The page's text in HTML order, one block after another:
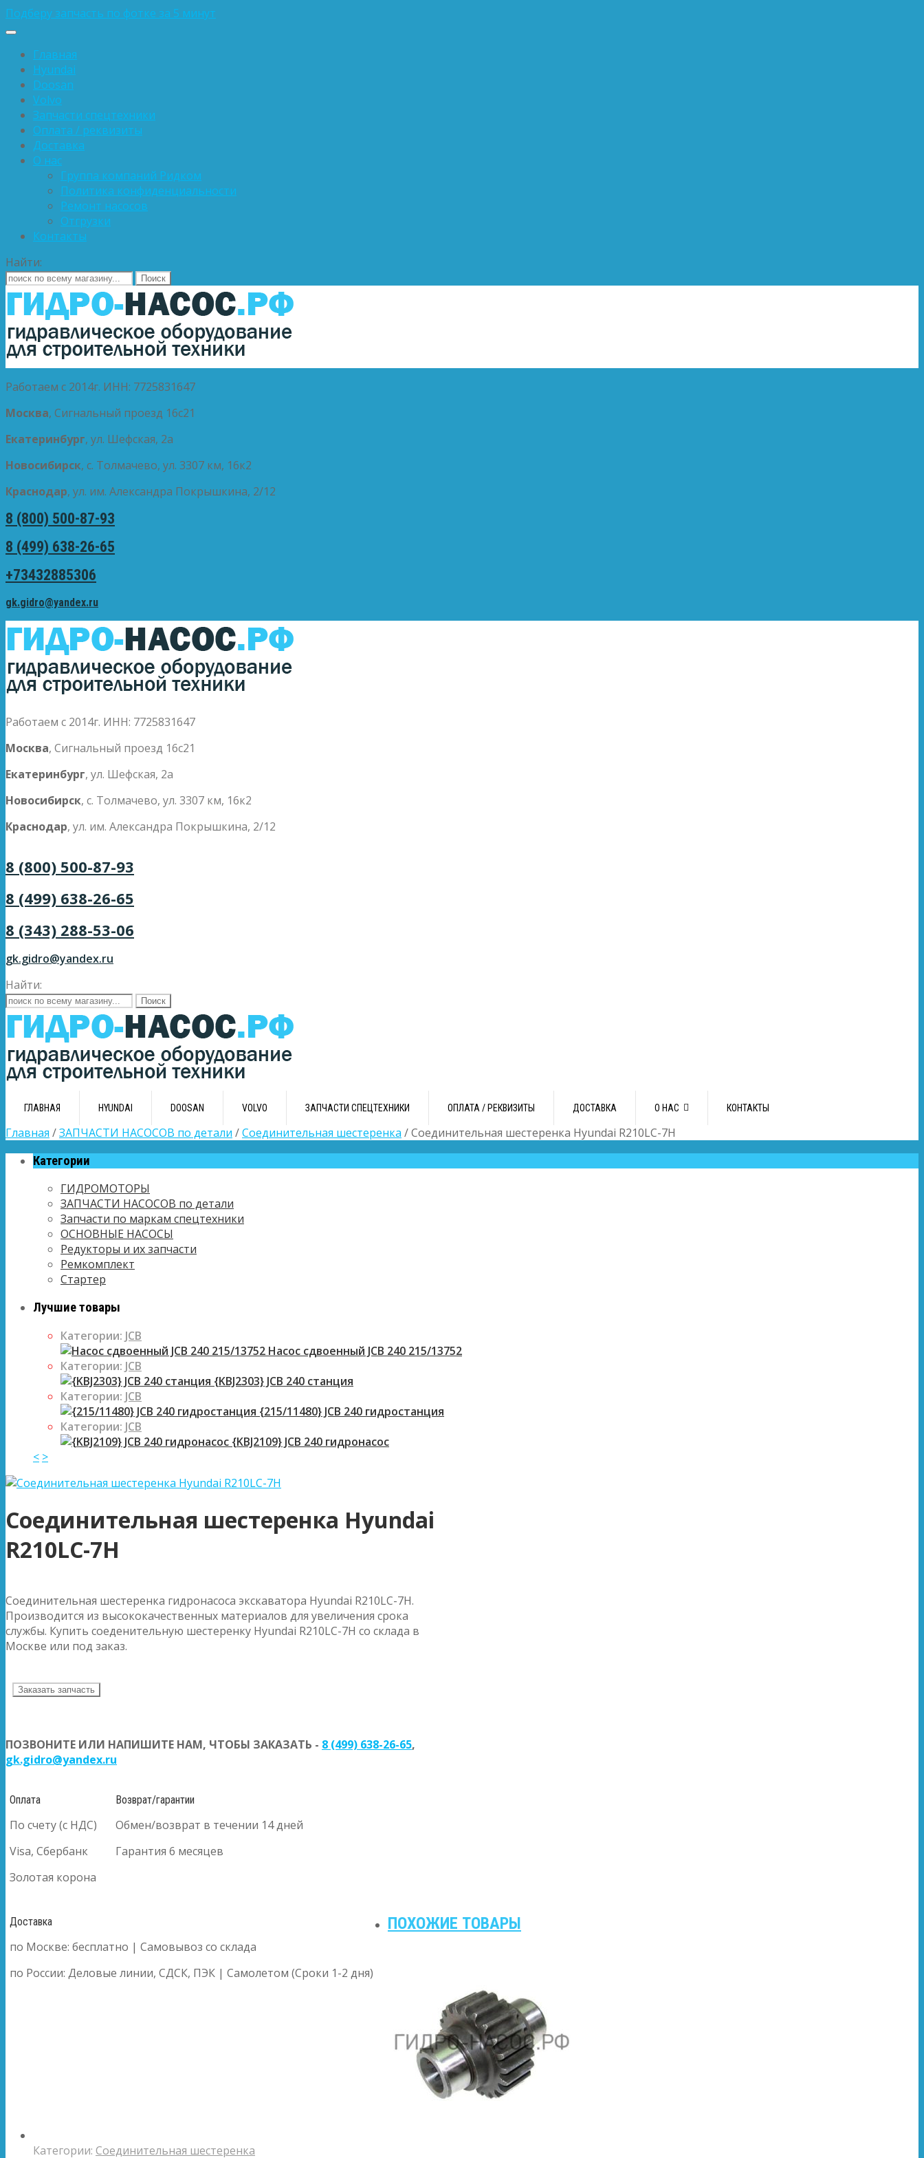
Подберу запчасть по фотке за 5 минут
Главная
Hyundai
Doosan
Volvo
Запчасти спецтехники
Оплата / реквизиты
Доставка
О нас
Группа компаний Ридком
Политика конфиденциальности
Ремонт насосов
Отгрузки
Контакты
Найти:
Работаем с 2014г. ИНН: 7725831647
Москва, Сигнальный проезд 16с21
Екатеринбург, ул. Шефская, 2а
Новосибирск, с. Толмачево, ул. 3307 км, 16к2
Краснодар, ул. им. Александра Покрышкина, 2/12
8 (800) 500-87-93
8 (499) 638-26-65
+73432885306
gk.gidro@yandex.ru
Работаем с 2014г. ИНН: 7725831647
Москва, Сигнальный проезд 16с21
Екатеринбург, ул. Шефская, 2а
Новосибирск, с. Толмачево, ул. 3307 км, 16к2
Краснодар, ул. им. Александра Покрышкина, 2/12
8 (800) 500-87-93
8 (499) 638-26-65
8 (343) 288-53-06
gk.gidro@yandex.ru
Найти:
ГЛАВНАЯ HYUNDAI DOOSAN VOLVO ЗАПЧАСТИ СПЕЦТЕХНИКИ ОПЛАТА / РЕКВИЗИТЫ ДОСТАВКА О НАС КОНТАКТЫ
Главная /ЗАПЧАСТИ НАСОСОВ по детали /Соединительная шестеренка / Соединительная шестеренка Hyundai R210LC-7H
Категории
ГИДРОМОТОРЫ
ЗАПЧАСТИ НАСОСОВ по детали
Запчасти по маркам спецтехники
ОСНОВНЫЕ НАСОСЫ
Редукторы и их запчасти
Ремкомплект
Стартер
Лучшие товары
Категории: JCB
Насос сдвоенный JCB 240 215/13752
Категории: JCB
{KBJ2303} JCB 240 станция
Категории: JCB
{215/11480} JCB 240 гидростанция
Категории: JCB
{KBJ2109} JCB 240 гидронасос
< >
Соединительная шестеренка Hyundai
R210LC-7H
Соединительная шестеренка гидронасоса экскаватора Hyundai R210LC-7H.
Производится из высококачественных материалов для увеличения срока
службы. Купить соеденительную шестеренку Hyundai R210LC-7H со склада в
Москве или под заказ.
Заказать запчасть
ПОЗВОНИТЕ ИЛИ НАПИШИТЕ НАМ, ЧТОБЫ ЗАКАЗАТЬ - 8 (499) 638-26-65,
gk.gidro@yandex.ru
Оплата
По счету (с НДС)
Visa, Сбербанк
Золотая корона
Возврат/гарантии
Обмен/возврат в течении 14 дней
Гарантия 6 месяцев
Доставка
по Москве: бесплатно | Самовывоз со склада
по России: Деловые линии, СДСК, ПЭК | Самолетом (Сроки 1-2 дня)
ПОХОЖИЕ ТОВАРЫ
Категории: Соединительная шестеренка